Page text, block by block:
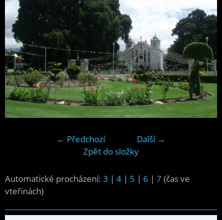
← Předchozí
Další →
Zpět do složky
Automatické procházení: 3 | 4 | 5 | 6 | 7 (čas ve
vteřinách)